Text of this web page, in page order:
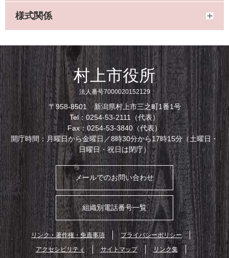
様式関係
村上市役所
法人番号7000020152129
〒958-8501 新潟県村上市三之町1番1号
Tel：0254-53-2111（代表）
Fax：0254-53-3840（代表）
開庁時間：月曜日から金曜日／8時30分から17時15分（土曜日・
日曜日・祝日は閉庁）
メールでのお問い合わせ
組織別電話番号一覧
リンク・著作権・免責事項
プライバシーポリシー
アクセシビリティ
サイトマップ リンク集